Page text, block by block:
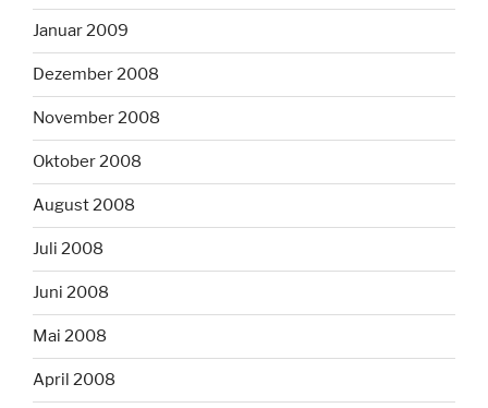
Januar 2009
Dezember 2008
November 2008
Oktober 2008
August 2008
Juli 2008
Juni 2008
Mai 2008
April 2008